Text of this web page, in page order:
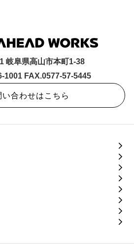
岐阜県高山市本町1-38
1001 FAX.0577-57-5445
い合わせはこちら